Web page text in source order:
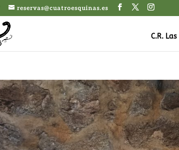
reservas@cuatroesquinas.es
C.R.